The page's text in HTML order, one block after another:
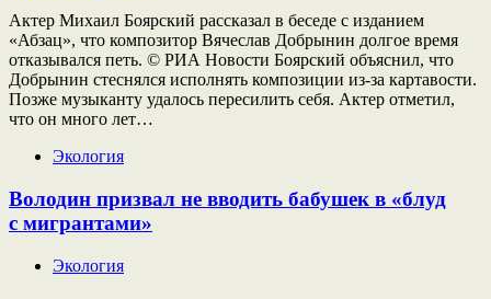
Актер Михаил Боярский рассказал в беседе с изданием
«Абзац», что композитор Вячеслав Добрынин долгое время
отказывался петь. © РИА Новости Боярский объяснил, что
Добрынин стеснялся исполнять композиции из-за картавости.
Позже музыканту удалось пересилить себя. Актер отметил,
что он много лет…
Экология
Володин призвал не вводить бабушек в «блуд
с мигрантами»
Экология